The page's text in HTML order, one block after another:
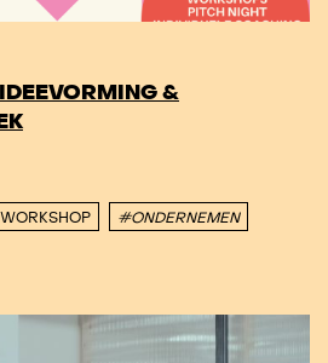
&
WORKSHOP #ONDERNEMEN